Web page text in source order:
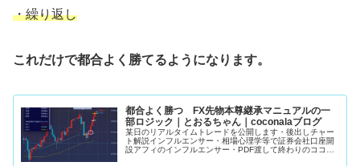
・繰り返し
これだけで都合よく勝てるようになります。
都合よく勝つ FX先物本尊継承マニュアルの一
部ロジック｜とおるちゃん｜coconalaブログ
某日のリアルタイムトレードを公開します・後出しチャー
ト解説インフルエンサー・相場心理学等で証券会社口座開
設アフィのインフルエンサー・PDF渡して終わりのココナ